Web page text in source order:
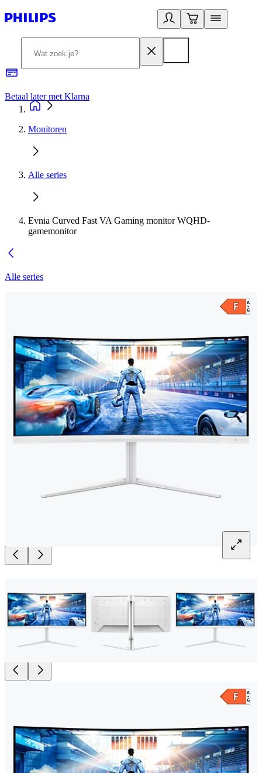
Betaal later met Klarna
Monitoren
Alle series
Evnia Curved Fast VA Gaming monitor WQHD-
gamemonitor
Alle series